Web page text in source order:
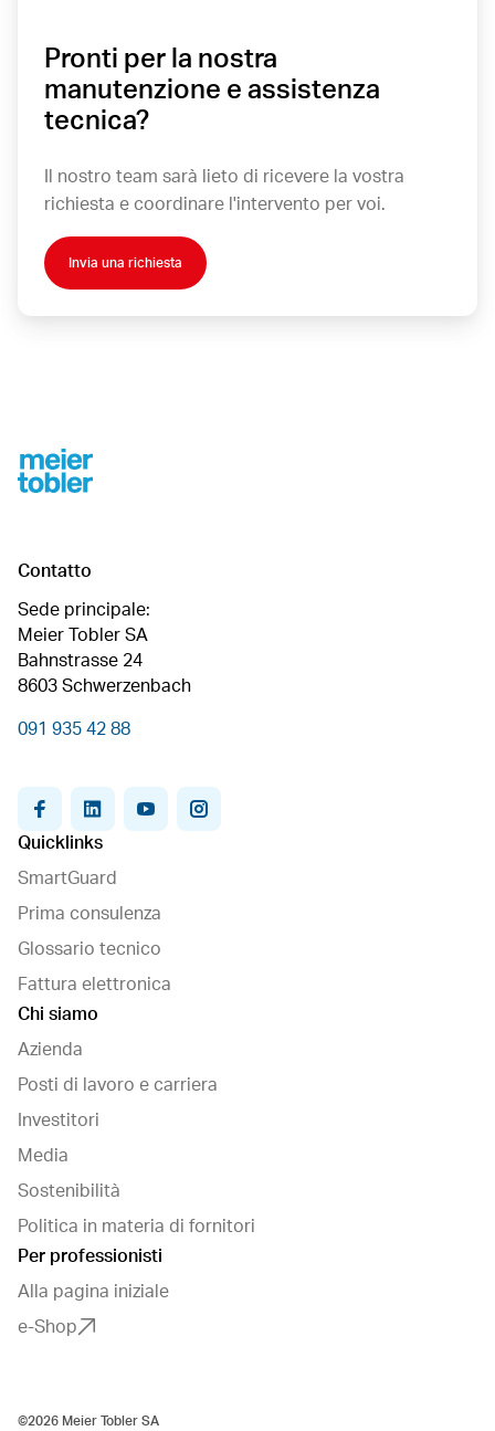
Pronti per la nostra
manutenzione e assistenza
tecnica?
Il nostro team sarà lieto di ricevere la vostra
richiesta e coordinare l'intervento per voi.
Invia una richiesta
Footer
Contatto
Sede principale:
Meier Tobler SA
Bahnstrasse 24
8603 Schwerzenbach
091 935 42 88
facebooklinkedin youtubeinstagram
Quicklinks
SmartGuard
Prima consulenza
Glossario tecnico
Fattura elettronica
Chi siamo
Azienda
Posti di lavoro e carriera
Investitori
Media
Sostenibilità
Politica in materia di fornitori
Per professionisti
Alla pagina iniziale
e-Shop
©2026 Meier Tobler SA